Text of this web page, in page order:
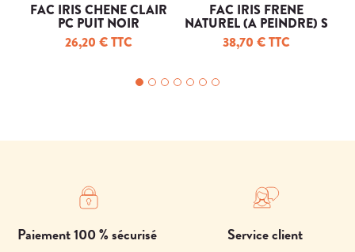
FAC IRIS CHENE CLAIR
PC PUIT NOIR
26,20 € TTC
FAC IRIS FRENE
NATUREL (A PEINDRE) S
U1
38,70 € TTC
Paiement 100 % sécurisé Service client